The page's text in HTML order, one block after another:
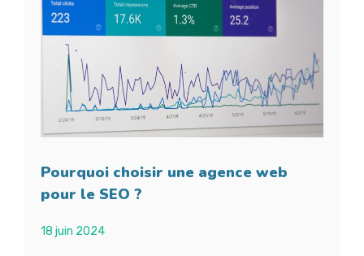
Pourquoi choisir une agence web
pour le SEO ?
18 juin 2024